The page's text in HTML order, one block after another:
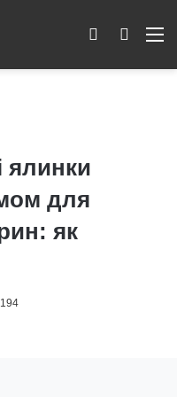
Пошук
Switch skin
ялинки
для
як
194